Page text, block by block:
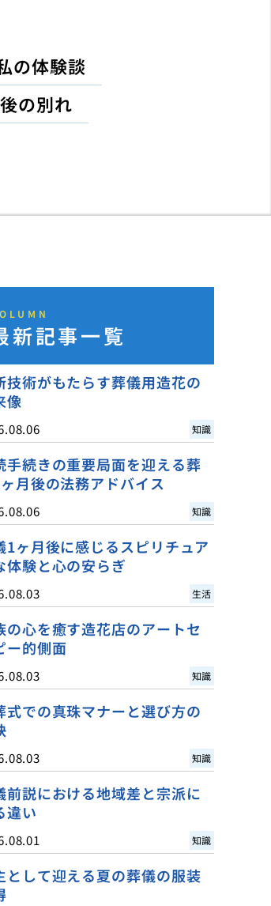
の体験談
の別れ
新記事一覧
技術がもたらす葬儀用造花の
像
知識
手続きの重要局面を迎える葬
月後の法務アドバイス
知識
1ヶ月後に感じるスピリチュア
体験と心の安らぎ
生活
の心を癒す造花店のアートセ
ー的側面
知識
式での真珠マナーと選び方の
知識
前説における地域差と宗派に
違い
知識
として迎える夏の葬儀の服装